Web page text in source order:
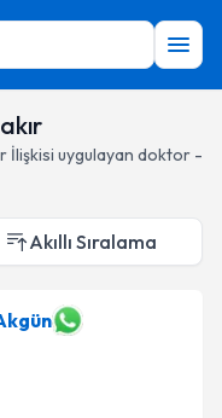
İlişkisi uygulayan doktor -
Akıllı Sıralama